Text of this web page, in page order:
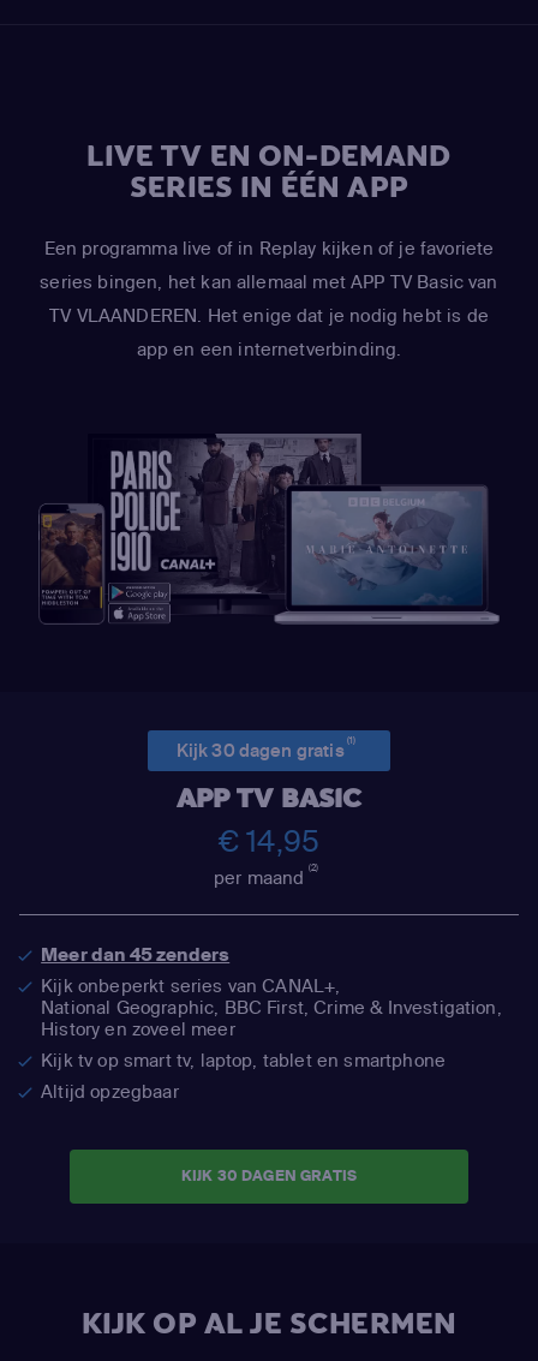
LIVE TV EN ON-DEMAND
SERIES IN ÉÉN APP
Een programma live of in Replay kijken of je favoriete
series bingen, het kan allemaal met APP TV Basic van
TV VLAANDEREN. Het enige dat je nodig hebt is de
app en een internetverbinding.
Kijk 30 dagen gratis(1)
APP TV BASIC
€ 14,95
per maand(2)
Meer dan 45 zenders
Kijk onbeperkt series van CANAL+,
National Geographic, BBC First, Crime & Investigation,
History en zoveel meer
Kijk tv op smart tv, laptop, tablet en smartphone
Altijd opzegbaar
KIJK 30 DAGEN GRATIS
KIJK OP AL JE SCHERMEN